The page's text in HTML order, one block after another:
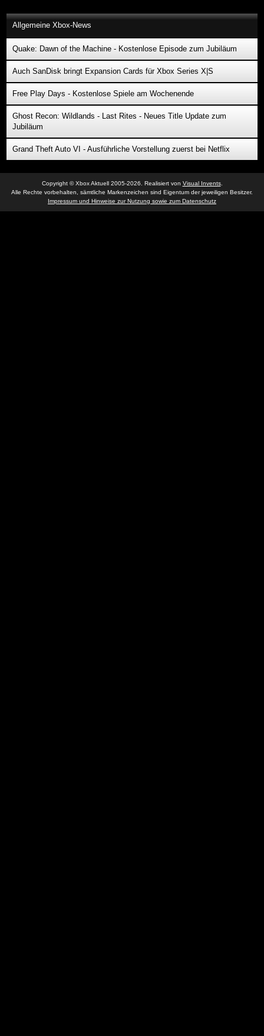
Allgemeine Xbox-News
Quake: Dawn of the Machine - Kostenlose Episode zum Jubiläum
Auch SanDisk bringt Expansion Cards für Xbox Series X|S
Free Play Days - Kostenlose Spiele am Wochenende
Ghost Recon: Wildlands - Last Rites - Neues Title Update zum
Jubiläum
Grand Theft Auto VI - Ausführliche Vorstellung zuerst bei Netflix
Copyright © Xbox Aktuell 2005-2026. Realisiert von Visual Invents.
Alle Rechte vorbehalten, sämtliche Markenzeichen sind Eigentum der jeweiligen Besitzer.
Impressum und Hinweise zur Nutzung sowie zum Datenschutz